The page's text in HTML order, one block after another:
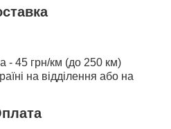
- 45 грн/км (до 250 км)
на відділення або на